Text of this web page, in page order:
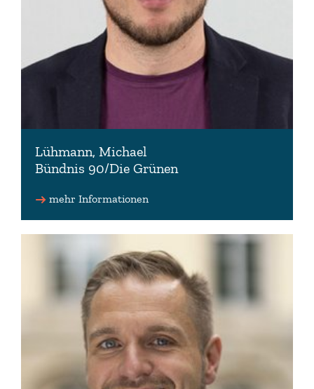
Lühmann, Michael
Bündnis 90/Die Grünen
mehr Informationen